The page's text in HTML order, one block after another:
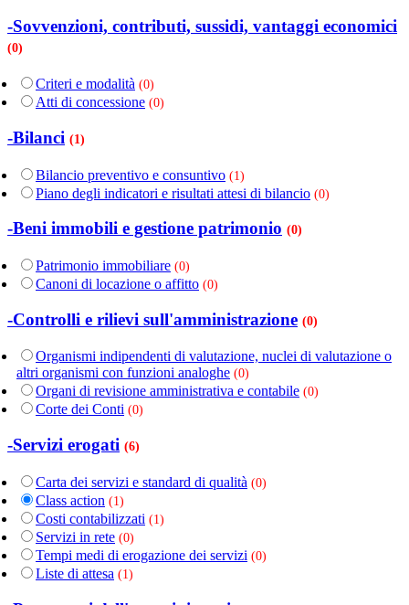
-Sovvenzioni, contributi, sussidi, vantaggi economici
(0)
Criteri e modalità (0)
Atti di concessione (0)
-Bilanci (1)
Bilancio preventivo e consuntivo (1)
Piano degli indicatori e risultati attesi di bilancio (0)
-Beni immobili e gestione patrimonio (0)
Patrimonio immobiliare (0)
Canoni di locazione o affitto (0)
-Controlli e rilievi sull'amministrazione (0)
Organismi indipendenti di valutazione, nuclei di valutazione o
altri organismi con funzioni analoghe (0)
Organi di revisione amministrativa e contabile (0)
Corte dei Conti (0)
-Servizi erogati (6)
Carta dei servizi e standard di qualità (0)
Class action (1)
Costi contabilizzati (1)
Servizi in rete (0)
Tempi medi di erogazione dei servizi (0)
Liste di attesa (1)